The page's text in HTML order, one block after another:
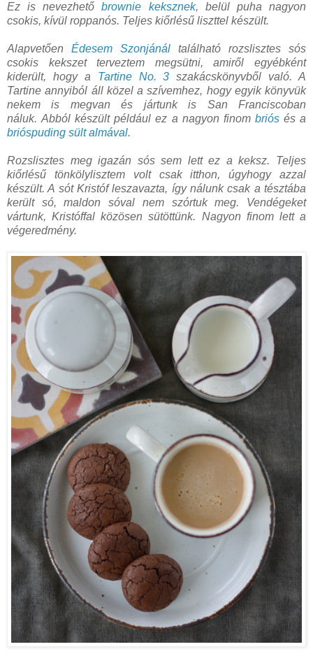
Ez is nevezhetőbrownie keksznek, belül puha nagyon
csokis, kívül roppanós. Teljes kiőrlésű liszttel készült.
Alapvetően Édesem Szonjánál található rozslisztes sós
csokis kekszet terveztem megsütni, amiről egyébként
kiderült, hogy a Tartine No. 3 szakácskönyvből való. A
Tartine annyiból áll közel a szívemhez, hogy egyik könyvük
nekem is megvan és jártunk is San Franciscoban
náluk.Abból készült például ez a nagyon finom briósés a
brióspuding sült almával.
Rozslisztes meg igazán sós sem lett ez a keksz. Teljes
kiőrlésű tönkölylisztem volt csak itthon, úgyhogy azzal
készült. A sót Kristóf leszavazta, így nálunk csak a tésztába
került só, maldon sóval nem szórtuk meg. Vendégeket
vártunk, Kristóffal közösen sütöttünk. Nagyon finom lett a
végeredmény.